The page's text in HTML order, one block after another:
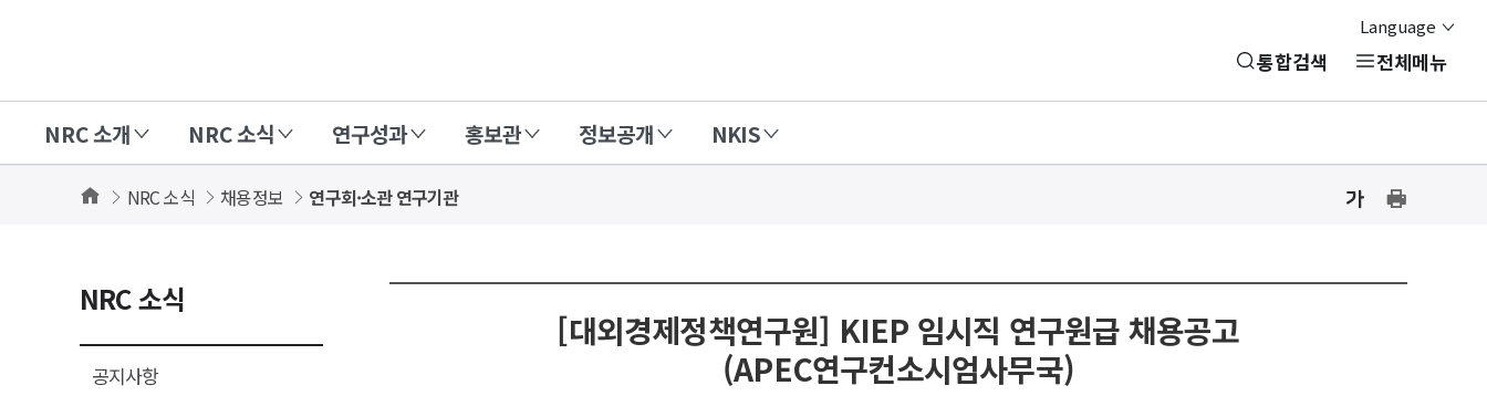
Language
인
문
(NRC)
통합검색 전체메뉴
NRC 소개 NRC 소식 연구성과 홍보관 정보공개 NKIS
HomeNRC 소식 채용정보 연구회·소관 연구기관 글
설
글
설
프
하
NRC 소식
공지사항
[대외경제정책연구원] KIEP 임시직 연구원급 채용공고
(APEC연구컨소시엄사무국)